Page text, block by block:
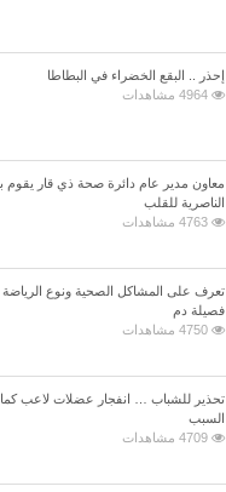
إحذر .. البقع الخضراء في البطاطا
4964 مشاهدات
معاون مدير عام دائرة صحة ذي قار يقوم
الناصرية للقلب
4763 مشاهدات
تعرف على المشاكل الصحية ونوع الرياضة
فصيلة دم
4750 مشاهدات
تحذير للشباب … انفجار عضلات لاعب
السبب
4709 مشاهدات